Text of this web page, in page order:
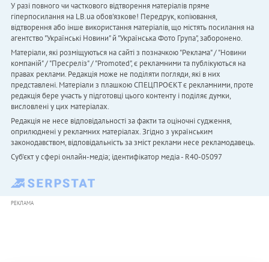
У разі повного чи часткового відтворення матеріалів пряме
гіперпосилання на LB.ua обов'язкове! Передрук, копіювання,
відтворення або інше використання матеріалів, що містять посилання на
агентство "Українськi Новини" й "Українська Фото Група", заборонено.
Матеріали, які розміщуються на сайті з позначкою "Реклама" / "Новини
компаній" / "Пресреліз" / "Promoted", є рекламними та публікуються на
правах реклами. Редакція може не поділяти погляди, які в них
представлені. Матеріали з плашкою СПЕЦПРОЄКТ є рекламними, проте
редакція бере участь у підготовці цього контенту і поділяє думки,
висловлені у цих матеріалах.
Редакція не несе відповідальності за факти та оціночні судження,
оприлюднені у рекламних матеріалах. Згідно з українським
законодавством, відповідальність за зміст реклами несе рекламодавець.
Cуб'єкт у сфері онлайн-медіа; ідентифікатор медіа - R40-05097
РЕКЛАМА